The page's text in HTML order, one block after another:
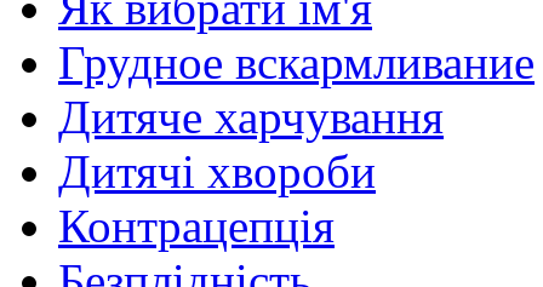
Грудное вскармливание
Дитяче харчування
Дитячі хвороби
Контрацепція